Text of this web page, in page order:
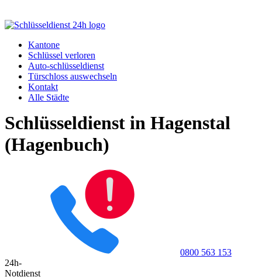
Kantone
Schlüssel verloren
Auto-schlüsseldienst
Türschloss auswechseln
Kontakt
Alle Städte
Schlüsseldienst in Hagenstal
(Hagenbuch)
0800 563 153
24h-
Notdienst